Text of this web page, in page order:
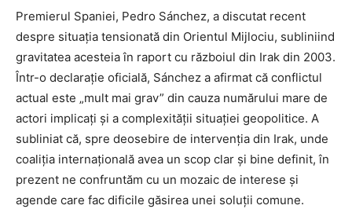
Premierul Spaniei, Pedro Sánchez, a discutat recent
despre situația tensionată din Orientul Mijlociu, subliniind
gravitatea acesteia în raport cu războiul din Irak din 2003.
Într-o declarație oficială, Sánchez a afirmat că conflictul
actual este „mult mai grav” din cauza numărului mare de
actori implicați și a complexității situației geopolitice. A
subliniat că, spre deosebire de intervenția din Irak, unde
coaliția internațională avea un scop clar și bine definit, în
prezent ne confruntăm cu un mozaic de interese și
agende care fac dificile găsirea unei soluții comune.